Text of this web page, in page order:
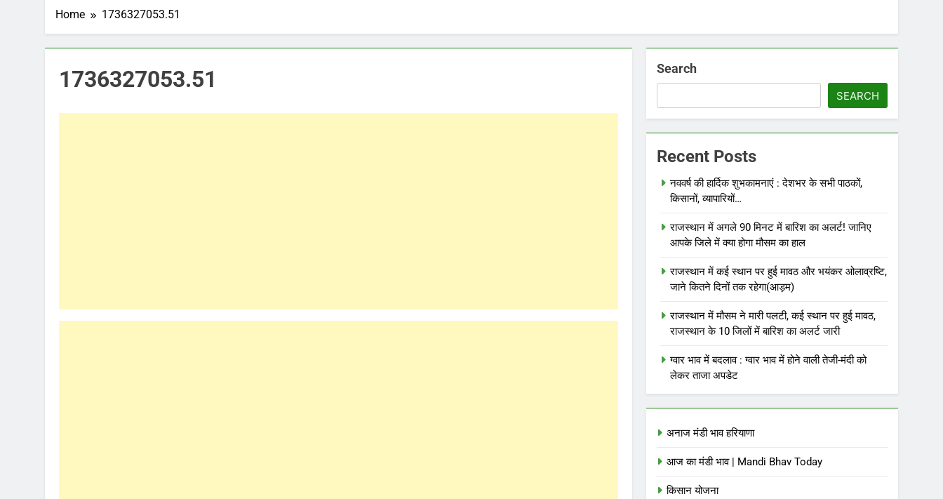
Home 1736327053.51
1736327053.51 Search
SEARCH
Recent Posts
नववर्ष की हार्दिक शुभकामनाएं : देशभर के सभी पाठकों,
किसानों, व्यापारियों…
राजस्थान में अगले 90 मिनट में बारिश का अलर्ट! जानिए
आपके जिले में क्या होगा मौसम का हाल
राजस्थान में कई स्थान पर हुई मावठ और भयंकर ओलाव्रष्टि,
जाने कितने दिनों तक रहेगा(आड़म)
राजस्थान में मौसम ने मारी पलटी, कई स्थान पर हुई मावठ,
राजस्थान के 10 जिलों में बारिश का अलर्ट जारी
ग्वार भाव में बदलाव : ग्वार भाव में होने वाली तेजी-मंदी को
लेकर ताजा अपडेट
अनाज मंडी भाव हरियाणा
आज का मंडी भाव | Mandi Bhav Today
किसान योजना